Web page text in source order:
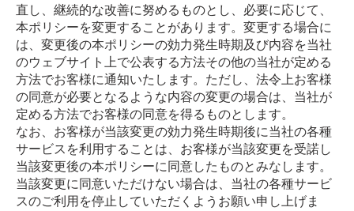
直し、継続的な改善に努めるものとし、必要に応じて、
本ポリシーを変更することがあります。変更する場合に
は、変更後の本ポリシーの効力発生時期及び内容を当社
のウェブサイト上で公表する方法その他の当社が定める
方法でお客様に通知いたします。ただし、法令上お客様
の同意が必要となるような内容の変更の場合は、当社が
定める方法でお客様の同意を得るものとします。
なお、お客様が当該変更の効力発生時期後に当社の各種
サービスを利用することは、お客様が当該変更を受諾し
当該変更後の本ポリシーに同意したものとみなします。
当該変更に同意いただけない場合は、当社の各種サービ
スのご利用を停止していただくようお願い申し上げま